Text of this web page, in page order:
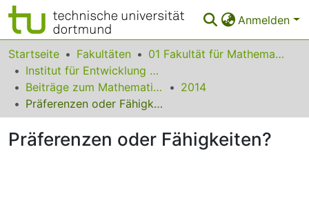
Anmelden
Bereiche & Sammlungen
Das gesamte Repositorium
Statistiken
FAQ
Startseite Fakultäten
01 Fakultät für Mathematik
Institut für Entwicklung und Erforschung des Mathematikunterrichts
Beiträge zum Mathematikunterricht
2014
Präferenzen oder Fähigkeiten?
Präferenzen oder Fähigkeiten?